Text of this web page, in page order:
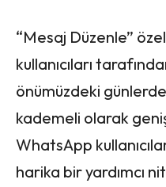
“Mesaj Düzenle”
kullanıcıları
önümüzdeki
kademeli olarak
WhatsApp
harika bir yardımcı